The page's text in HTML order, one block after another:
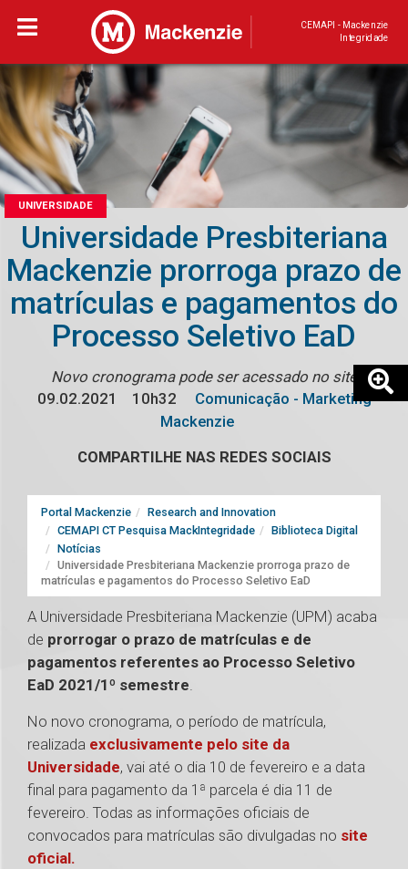
CEMAPI - Mackenzie
Integridade
UNIVERSIDADE
Universidade Presbiteriana
Mackenzie prorroga prazo de
matrículas e pagamentos do
Processo Seletivo EaD
Novo cronograma pode ser acessado no site
09.02.2021
10h32
Comunicação - Marketing
Mackenzie
COMPARTILHE NAS REDES SOCIAIS
Portal Mackenzie
Research and Innovation
CEMAPI CT Pesquisa MackIntegridade
Biblioteca Digital
Notícias
Universidade Presbiteriana Mackenzie prorroga prazo de
matrículas e pagamentos do Processo Seletivo EaD
A Universidade Presbiteriana Mackenzie (UPM) acaba
de prorrogar o prazo de matrículas e de
pagamentos referentes ao Processo Seletivo
EaD 2021/1º semestre.
No novo cronograma, o período de matrícula,
realizada exclusivamente pelo site da
Universidade, vai até o dia 10 de fevereiro e a data
final para pagamento da 1ª parcela é dia 11 de
fevereiro. Todas as informações oficiais de
convocados para matrículas são divulgadas no site
oficial.